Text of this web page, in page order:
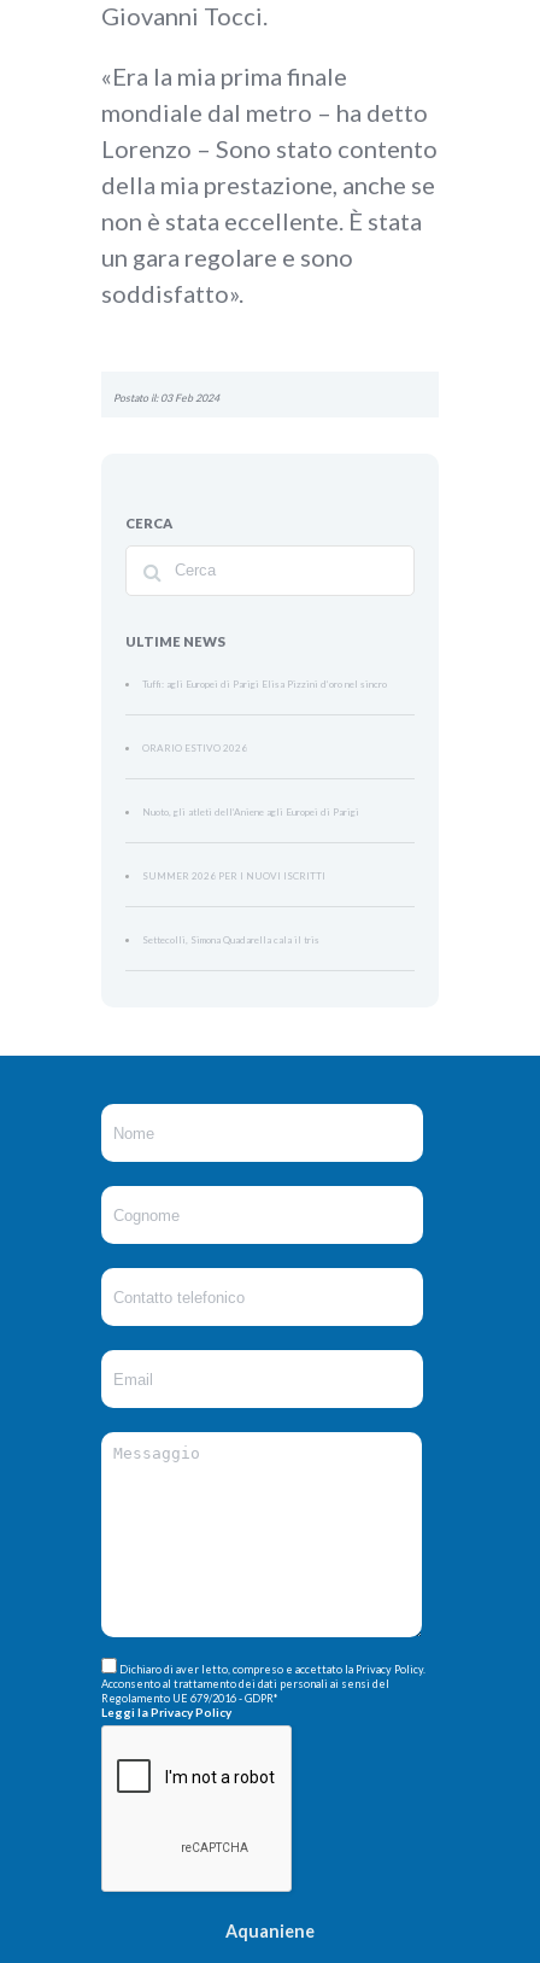
Giovanni Tocci.
«Era la mia prima finale
mondiale dal metro – ha detto
Lorenzo – Sono stato contento
della mia prestazione, anche se
non è stata eccellente. È stata
un gara regolare e sono
soddisfatto».
Postato il: 03 Feb 2024
CERCA
ULTIME NEWS
Tuffi: agli Europei di Parigi Elisa Pizzini d’oro nel sincro
ORARIO ESTIVO 2026
Nuoto, gli atleti dell’Aniene agli Europei di Parigi
SUMMER 2026 PER I NUOVI ISCRITTI
Settecolli, Simona Quadarella cala il tris
Dichiaro di aver letto, compreso e accettato la Privacy Policy.
Acconsento al trattamento dei dati personali ai sensi del
Regolamento UE 679/2016 - GDPR*
Leggi la Privacy Policy
Aquaniene